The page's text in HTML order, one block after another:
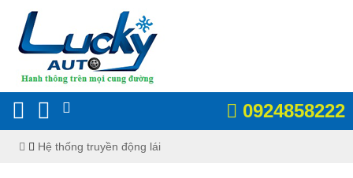
0924858222
Hệ thống truyền động lái